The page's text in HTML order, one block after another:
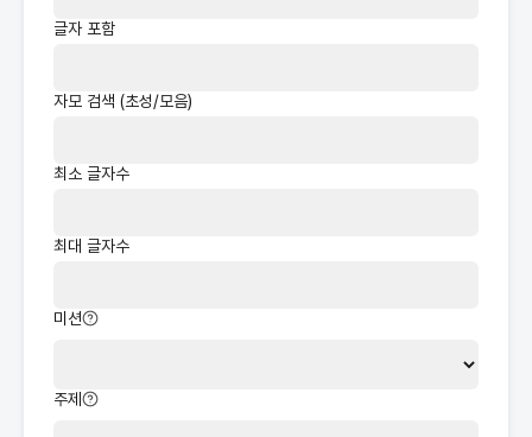
글자 포함
자모 검색 (초성/모음)
최소 글자수
최대 글자수
미션
주제